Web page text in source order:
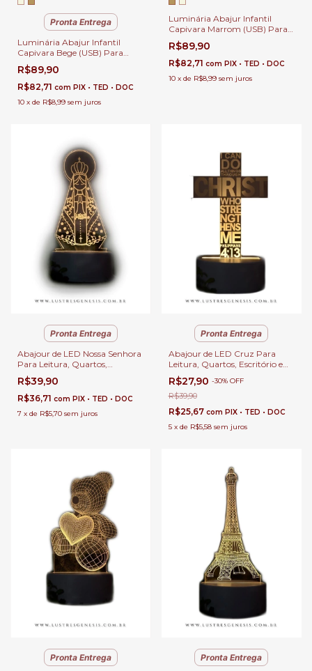
Pronta Entrega
Luminária Abajur Infantil
Capivara Bege (USB) Para
Cabeceira, Escrivaninhas e
Presentes | Incluso Apontador |
3 Iluminações
R$89,90
R$82,71 com PIX • TED • DOC
10 x de R$8,99 sem juros
Luminária Abajur Infantil
Capivara Marrom (USB) Para
Cabeceira, Escrivaninhas e
Presentes | Incluso Apontador |
3 Iluminações
R$89,90
R$82,71 com PIX • TED • DOC
10 x de R$8,99 sem juros
Pronta Entrega
Abajour de LED Nossa Senhora
Para Leitura, Quartos,
Escritório e Escrivaninhas
R$39,90
R$36,71 com PIX • TED • DOC
7 x de R$5,70 sem juros
Pronta Entrega
Abajour de LED Cruz Para
Leitura, Quartos, Escritório e
Escrivaninhas
R$27,90 -30% OFF
R$39,90
R$25,67 com PIX • TED • DOC
5 x de R$5,58 sem juros
Pronta Entrega
Pronta Entrega